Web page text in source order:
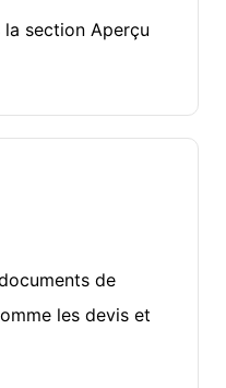
section Aperçu
de
les devis et